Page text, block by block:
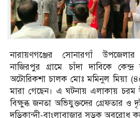
নারায়ণগঞ্জের সোনারগাঁ
নাজিরপুর গ্রামে চাঁদা দাবিকে
অটোরিকশা চালক মোঃ মমিনুল মিয়া
মারা গেছেন। এ ঘটনায় এলাকায় চরম
বিক্ষুব্ধ জনতা অভিযুক্তদের গ্রেফতার ও
দড়িকান্দী-বাংলাবাজার সড়ক অবরোধ